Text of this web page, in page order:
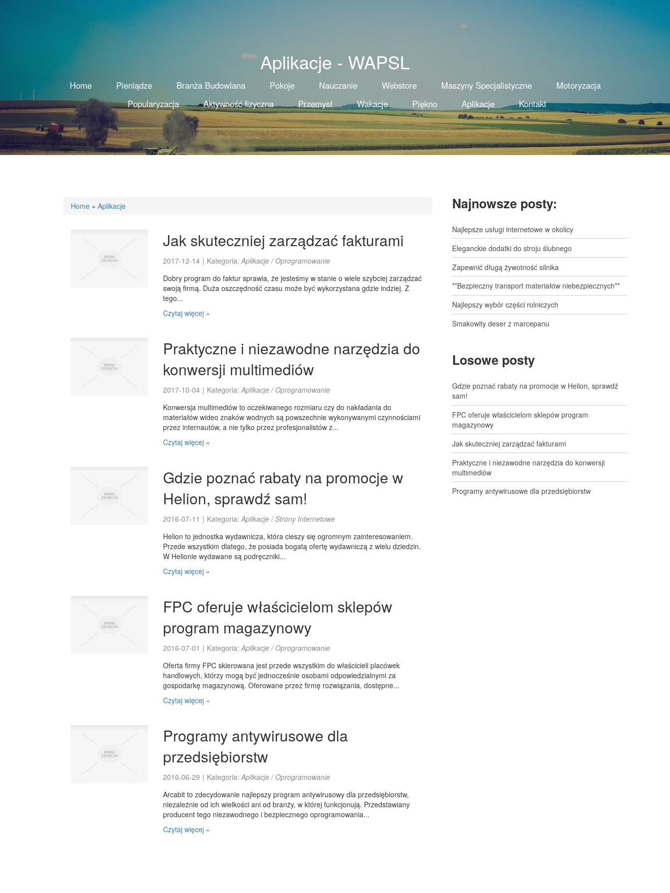
Aplikacje - WAPSL
Home Pieniądze Branża Budowlana Pokoje Nauczanie Webstore Maszyny Specjalistyczne
Motoryzacja
Popularyzacja
Aktywność fizyczna Przemysł Wakacje Piękno Aplikacje Kontakt
Home » Aplikacje
Jak skuteczniej zarządzać fakturami
2017-12-14 | Kategoria:Aplikacje / Oprogramowanie
Dobry program do faktur sprawia, że jesteśmy w stanie o wiele szybciej zarządzać
swoją firmą. Duża oszczędność czasu może być wykorzystana gdzie indziej. Z
tego...
Czytaj więcej »
Praktyczne i niezawodne narzędzia do
konwersji multimediów
2017-10-04 | Kategoria:Aplikacje / Oprogramowanie
Konwersja multimediów to oczekiwanego rozmiaru czy do nakładania do
materiałów wideo znaków wodnych są powszechnie wykonywanymi czynnościami
przez internautów, a nie tylko przez profesjonalistów z...
Czytaj więcej »
Gdzie poznać rabaty na promocje w
Helion, sprawdź sam!
2016-07-11 | Kategoria:Aplikacje / Strony Internetowe
Helion to jednostka wydawnicza, która cieszy się ogromnym zainteresowaniem.
Przede wszystkim dlatego, że posiada bogatą ofertę wydawniczą z wielu dziedzin.
W Helionie wydawane są podręczniki...
Czytaj więcej »
FPC oferuje właścicielom sklepów
program magazynowy
2016-07-01 | Kategoria:Aplikacje / Oprogramowanie
Oferta firmy FPC skierowana jest przede wszystkim do właścicieli placówek
handlowych, którzy mogą być jednocześnie osobami odpowiedzialnymi za
gospodarkę magazynową. Oferowane przez firmę rozwiązania, dostępne...
Czytaj więcej »
Programy antywirusowe dla
przedsiębiorstw
2016-06-29 | Kategoria:Aplikacje / Oprogramowanie
Arcabit to zdecydowanie najlepszy program antywirusowy dla przedsiębiorstw,
niezależnie od ich wielkości ani od branży, w której funkcjonują. Przedstawiany
producent tego niezawodnego i bezpiecznego oprogramowania...
Czytaj więcej »
Najnowsze posty:
Najlepsze usługi internetowe w okolicy
Eleganckie dodatki do stroju ślubnego
Zapewnić długą żywotność silnika
**Bezpieczny transport materiałów niebezpiecznych**
Najlepszy wybór części rolniczych
Smakowity deser z marcepanu
Losowe posty
Gdzie poznać rabaty na promocje w Helion, sprawdź
sam!
FPC oferuje właścicielom sklepów program
magazynowy
Jak skuteczniej zarządzać fakturami
Praktyczne i niezawodne narzędzia do konwersji
multimediów
Programy antywirusowe dla przedsiębiorstw